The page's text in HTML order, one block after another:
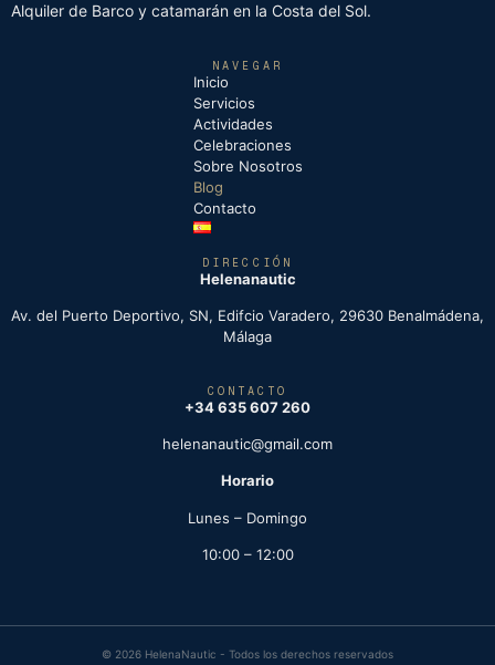
Alquiler de Barco y catamarán en la Costa del Sol.
NAVEGAR
Inicio
Servicios
Actividades
Celebraciones
Sobre Nosotros
Blog
Contacto
DIRECCIÓN
Helenanautic
Av. del Puerto Deportivo, SN, Edifcio Varadero, 29630 Benalmádena,
Málaga
CONTACTO
+34 635 607 260
helenanautic@gmail.com
Horario
Lunes – Domingo
10:00 – 12:00
© 2026 HelenaNautic - Todos los derechos reservados